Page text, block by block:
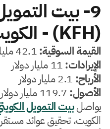
9- بيت
(KFH) - الكويت
القيمة السوقية:
الإيرادات:
الأرباح:
الأصول:
يواصلبيت التمويل
الكويت، تحقيق عوائد